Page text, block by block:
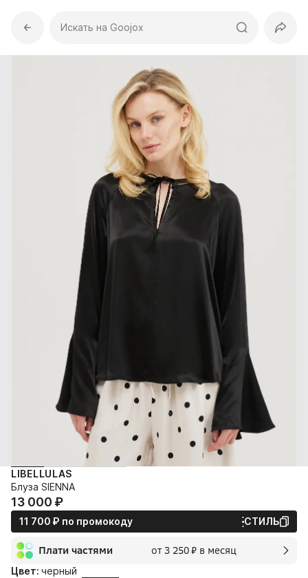
Искать на Goojox
LIBELLULAS
Блуза SIENNA
13 000⁠ ⁠₽
11 700⁠ ⁠₽ по промокоду СТИЛЬ
Плати частями от 3 250⁠ ⁠₽ в месяц
2 мес.
Цвет: черный